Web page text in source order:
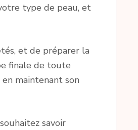
type de peau, et
et de préparer la
finale de toute
en maintenant son
savoir